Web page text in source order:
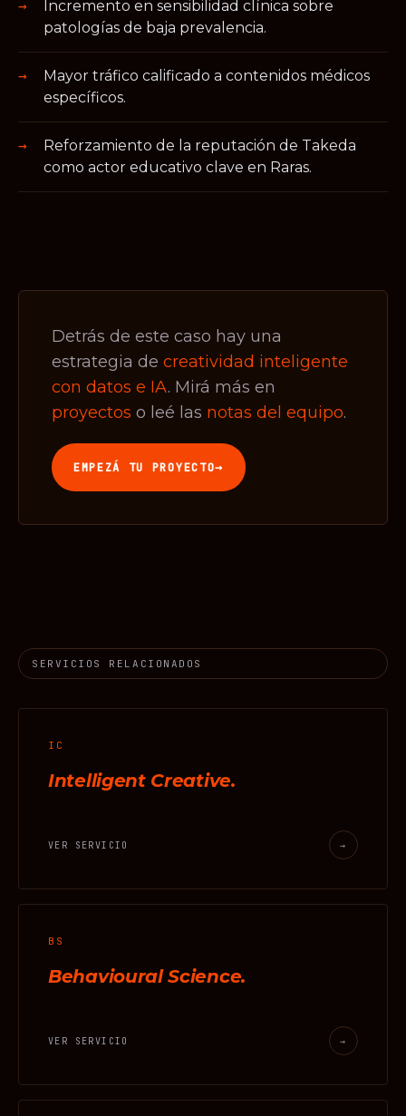
Incremento en sensibilidad clínica sobre
patologías de baja prevalencia.
Mayor tráfico calificado a contenidos médicos
específicos.
Reforzamiento de la reputación de Takeda
como actor educativo clave en Raras.
Detrás de este caso hay una
estrategia de creatividad inteligente
con datos e IA. Mirá más en
proyectos o leé las notas del equipo.
EMPEZÁ TU PROYECTO→
SERVICIOS RELACIONADOS
IC
Intelligent Creative.
VER SERVICIO →
BS
Behavioural Science.
VER SERVICIO →